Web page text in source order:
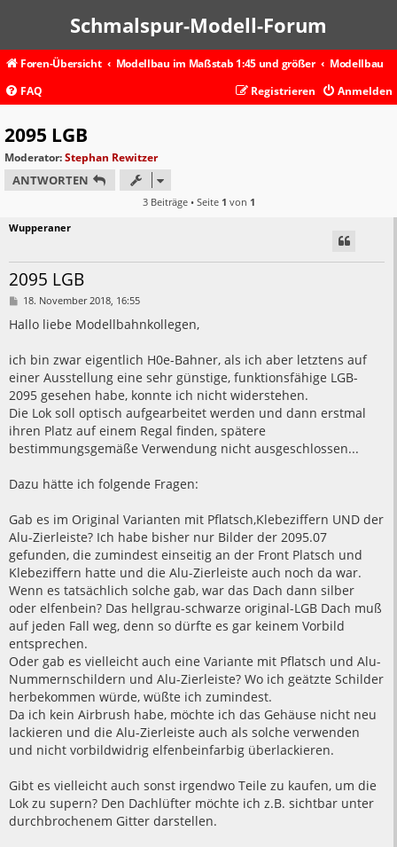
Schmalspur-Modell-Forum
Foren-Übersicht Modellbau im Maßstab 1:45 und größer
Modellbau
FAQ
Anmelden
Registrieren
2095 LGB
Moderator:Stephan Rewitzer
ANTWORTEN
3 Beiträge • Seite 1 von 1
Wupperaner
2095 LGB
B
i
a
g
18. November 2018, 16:55
Hallo liebe Modellbahnkollegen,
ich bin zwar eigentlich H0e-Bahner, als ich aber letztens auf
einer Ausstellung eine sehr günstige, funktionsfähige LGB-
2095 gesehen habe, konnte ich nicht widerstehen.
Die Lok soll optisch aufgearbeitet werden und dann erstmal
ihren Platz auf einem Regal finden, spätere
bestimmungsgemäße Verwendung nicht ausgeschlossen...
Dazu hätte ich folgende Fragen:
Gab es im Original Varianten mit Pflatsch,Klebeziffern UND der
Alu-Zierleiste? Ich habe bisher nur Bilder der 2095.07
gefunden, die zumindest einseitig an der Front Platsch und
Klebeziffern hatte und die Alu-Zierleiste auch noch da war.
Wenn es tatsächlich solche gab, war das Dach dann silber
oder elfenbein? Das hellgrau-schwarze original-LGB Dach muß
auf jeden Fall weg, denn so dürfte es gar keinem Vorbild
entsprechen.
Oder gab es vielleicht auch eine Variante mit Pflatsch und Alu-
Nummernschildern und Alu-Zierleiste? Wo ich geätzte Schilder
herbekommen würde, wüßte ich zumindest.
Da ich kein Airbrush habe, möchte ich das Gehäuse nicht neu
lackieren und die Alu-Zierleiste auch als solche verwenden
und nicht vorbildwidrig elfenbeinfarbig überlackieren.
Gibt es vielleicht auch sonst irgendwo Teile zu kaufen, um die
Lok zu supern? Den Dachlüfter möchte ich z.B. sichtbar unter
durchbrochenem Gitter darstellen.